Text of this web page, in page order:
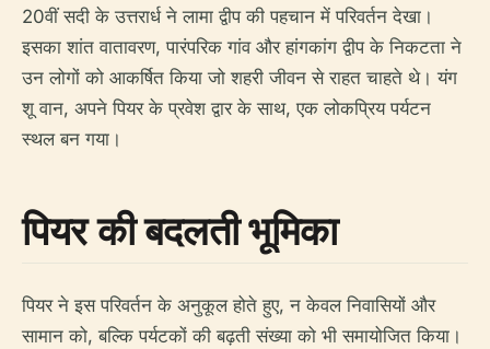
20वीं सदी के उत्तरार्ध ने लामा द्वीप की पहचान में परिवर्तन देखा।
इसका शांत वातावरण, पारंपरिक गांव और हांगकांग द्वीप के निकटता ने
उन लोगों को आकर्षित किया जो शहरी जीवन से राहत चाहते थे। यंग
शू वान, अपने पियर के प्रवेश द्वार के साथ, एक लोकप्रिय पर्यटन
स्थल बन गया।
पियर की बदलती भूमिका
पियर ने इस परिवर्तन के अनुकूल होते हुए, न केवल निवासियों और
सामान को, बल्कि पर्यटकों की बढ़ती संख्या को भी समायोजित किया।